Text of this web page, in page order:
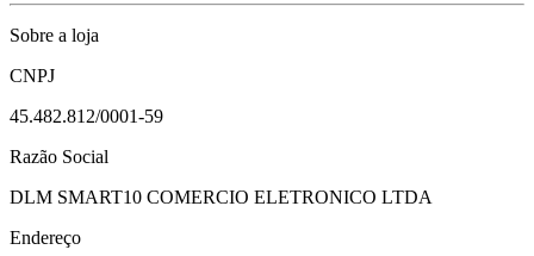
Sobre a loja
CNPJ
45.482.812/0001-59
Razão Social
DLM SMART10 COMERCIO ELETRONICO LTDA
Endereço